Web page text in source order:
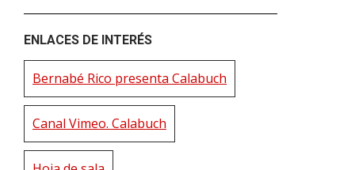
ENLACES DE INTERÉS
Bernabé Rico presenta Calabuch
Canal Vimeo. Calabuch